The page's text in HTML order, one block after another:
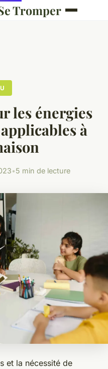
Tromper
les énergies
à
•5 min de lecture
et la nécessité de